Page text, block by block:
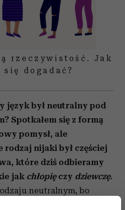
rzeczywistość. Jak
dogadać?
język był neutralny pod
Spotkałem się z formą
pomysł, ale
rodzaj nijaki był częściej
które dziś odbieramy
jak chłopięczy dziewczę.
neutralnym, bo
wydźwięk. Neutratywy